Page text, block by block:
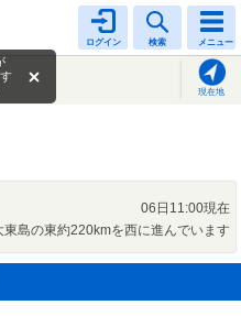
ログイン 検索 メニュー
現在地
06日11:00現在
島の東約220kmを西に進んでいます